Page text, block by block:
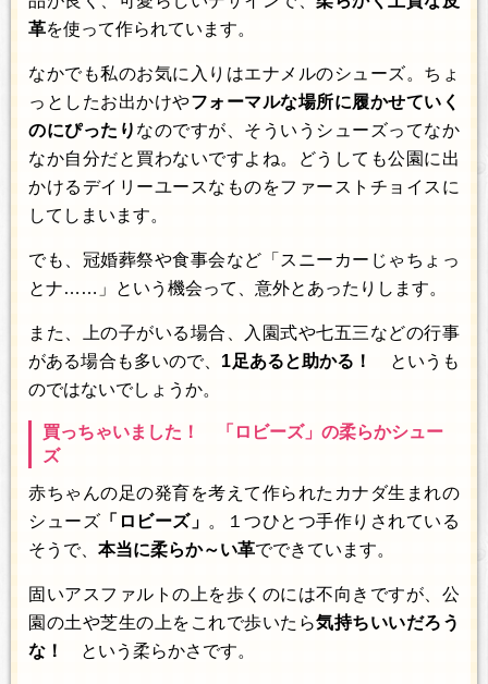
革を使って作られています。
なかでも私のお気に入りはエナメルのシューズ。ちょ
っとしたお出かけやフォーマルな場所に履かせていく
のにぴったり なのですが、そういうシューズってなか
なか自分だと買わないですよね。どうしても公園に出
かけるデイリーユースなものをファーストチョイスに
してしまいます。
でも、冠婚葬祭や食事会など「スニーカーじゃちょっ
とナ……」という機会って、意外とあったりします。
また、上の子がいる場合、入園式や七五三などの行事
がある場合も多いので、 1足あると助かる！
というも
のではないでしょうか。
買っちゃいました！ 「ロビーズ」の柔らかシュー
ズ
赤ちゃんの足の発育を考えて作られたカナダ生まれの
シューズ 「ロビーズ」 。１つひとつ手作りされている
そうで、 本当に柔らか～い革でできています。
固いアスファルトの上を歩くのには不向きですが、公
園の土や芝生の上をこれで歩いたら気持ちいいだろう
な！
という柔らかさです。